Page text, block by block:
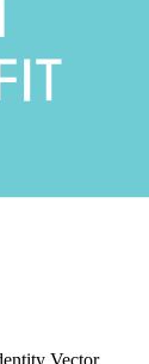
Vector